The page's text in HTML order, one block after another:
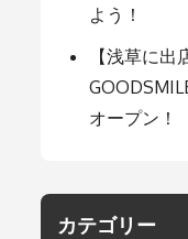
よう！
【浅草に
オープン！
カテゴリー